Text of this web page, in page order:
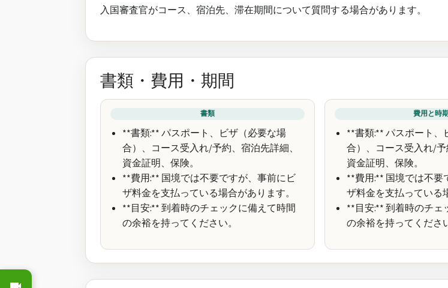
入国審査官がコース、宿泊先、滞在期間について質問する場合があります。
書類・費用・期間
書類
**書類:** パスポート、ビザ（必要な場
合）、コース受入れ/予約、宿泊先詳細、
資金証明、保険。
**費用:** 国境では不要ですが、事前にビ
ザ料金を支払っている場合があります。
**目安:** 到着時のチェックに備えて時間
の余裕を持ってください。
費用と時
**書類:** パスポート、
合）、コース受入れ/予
資金証明、保険。
**費用:** 国境では不要
ザ料金を支払っている
**目安:** 到着時のチェ
の余裕を持ってくださ